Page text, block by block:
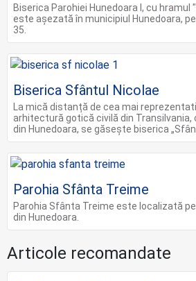
Biserica Parohiei Hunedoara I, cu hramul
este aşezată în municipiul Hunedoara,
35.
Biserica Sfântul Nicolae
La mică distanță de cea mai
arhitectură gotică civilă din
din Hunedoara, se găsește biserica
Parohia Sfânta Treime
Parohia Sfânta Treime este localizată pe
din Hunedoara.
Articole recomandate